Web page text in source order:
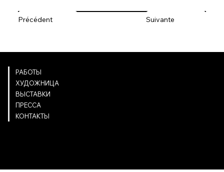
Précédent Suivante
РАБОТЫ
ХУДОЖНИЦА
ВЫСТАВКИ
ПРЕССА
КОНТАКТЫ